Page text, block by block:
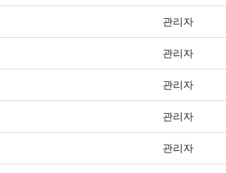
관리자
관리자
관리자
관리자
관리자